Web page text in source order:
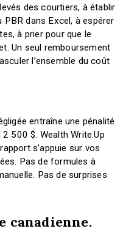
des courtiers, à établir
dans Excel, à espérer
à prier pour que le
Un seul remboursement
l’ensemble du coût
entraîne une pénalité
2 500 $. Wealth Write.Up
s’appuie sur vos
Pas de formules à
Pas de surprises
canadienne.